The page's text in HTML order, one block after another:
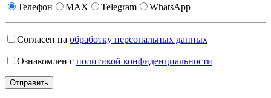
Телефон MAX Telegram WhatsApp
Согласен на обработку персональных данных
Ознакомлен с политикой конфиденциальности